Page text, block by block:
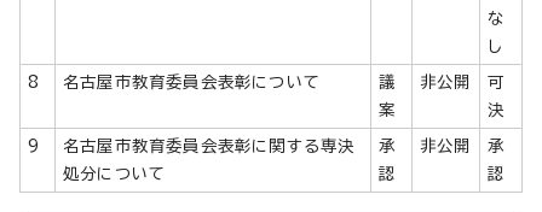
な
し
8 名古屋市教育委員会表彰について
議
案
非公開
可
決
9
名古屋市教育委員会表彰に関する専決
処分について
承
認
非公開
承
認